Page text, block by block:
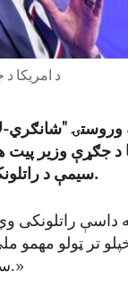
HEALTH
د امریکا
وروستۍ "شانګري-
د جګړې وزیر پیت
سیمې د راتلونکي په اړه خبرې وکړې.
داسې راتلونکی
تر ټولو مهمو
ساتنې لپاره تعریف شي.»